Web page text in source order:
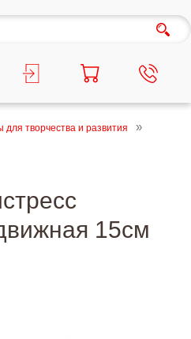
для творчества и развития
15см